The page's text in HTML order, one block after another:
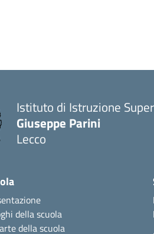
Istituto di Istruzione
Giuseppe Parini
Lecco
della scuola
della scuola